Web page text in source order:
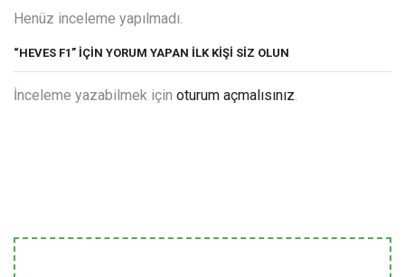
Henüz inceleme yapılmadı.
“HEVES F1” IÇIN YORUM YAPAN ILK KIŞI SIZ OLUN
İnceleme yazabilmek için oturum açmalısınız.